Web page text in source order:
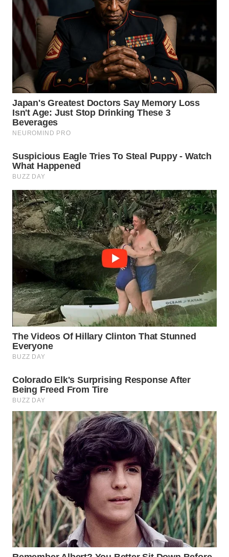
TENGAH
WN DELI
SERDANG
TEBING
TINGGI
WN
PAKPAK
WN
KARAWANG
WN
BEKASI
WN
BOGOR
WN
DEPOK
WN
TAPANULI
UTARA
WN
WN
PADANG
LAWAS
WN
SUMEDANG
WN
CIANJUR
WN
KEPULAUAN
SERIBU